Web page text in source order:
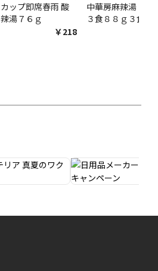
カップ即席春雨 酸
辣湯７６ｇ
￥218
中華房麻辣湯 袋麺
３食８８ｇ３食